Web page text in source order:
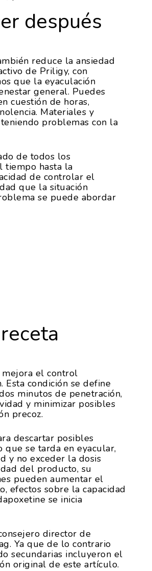
después
reduce la ansiedad
de Priligy, con
que la eyaculación
general. Puedes
cuestión de horas,
Materiales y
problemas con la
de todos los
tiempo hasta la
de controlar el
que la situación
se puede abordar
el control
Esta condición se define
minutos de penetración,
y minimizar posibles
precoz.
descartar posibles
que se tarda en eyacular,
y no exceder la dosis
del producto, su
pueden aumentar el
efectos sobre la capacidad
se inicia
director de
Ya que de lo contrario
secundarias incluyeron el
original de este artículo.